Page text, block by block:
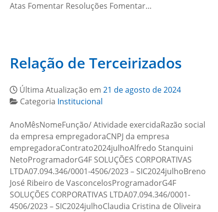
Atas Fomentar Resoluções Fomentar…
Relação de Terceirizados
Última Atualização em 21 de agosto de 2024
Categoria Institucional
AnoMêsNomeFunção/ Atividade exercidaRazão social
da empresa empregadoraCNPJ da empresa
empregadoraContrato2024julhoAlfredo Stanquini
NetoProgramadorG4F SOLUÇÕES CORPORATIVAS
LTDA07.094.346/0001-4506/2023 – SIC2024julhoBreno
José Ribeiro de VasconcelosProgramadorG4F
SOLUÇÕES CORPORATIVAS LTDA07.094.346/0001-
4506/2023 – SIC2024julhoClaudia Cristina de Oliveira